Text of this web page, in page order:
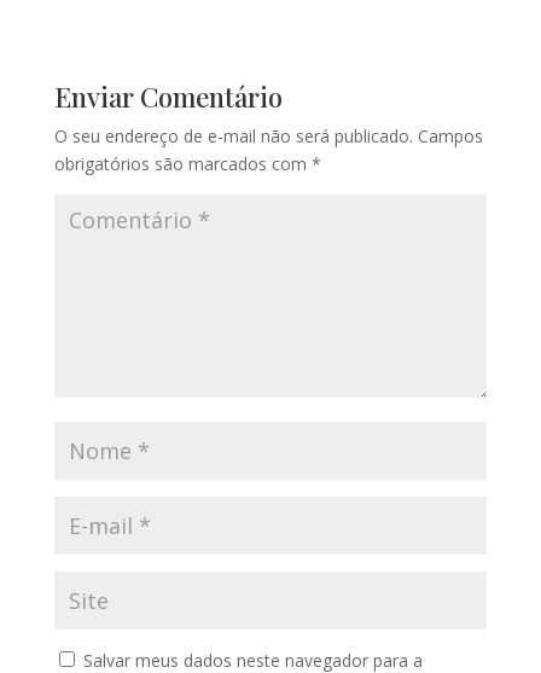
Enviar Comentário
O seu endereço de e-mail não será publicado. Campos
obrigatórios são marcados com *
Salvar meus dados neste navegador para a